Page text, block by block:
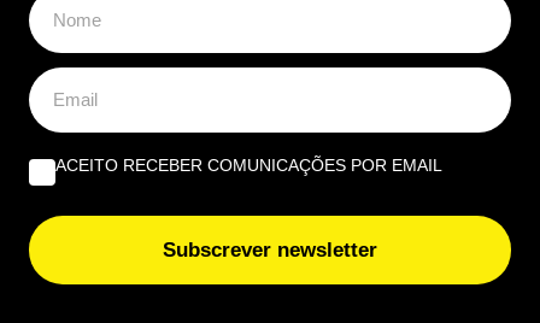
Do amor ao ódio vai apenas um passo | Por Henrique
Dias Freire
Albufeira, trânsito, ruído e equilíbrio | Por António
Nóbrega
Governantes no Algarve: de reino a região transnacional
| Por Virgílio Machado
ACEITO RECEBER COMUNICAÇÕES POR EMAIL
Subscrever newsletter